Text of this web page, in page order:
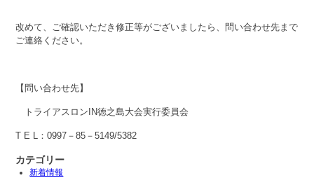
改めて、ご確認いただき修正等がございましたら、問い合わせ先まで
ご連絡ください。
【問い合わせ先】
トライアスロンIN徳之島大会実行委員会
T E L：0997－85－5149/5382
カテゴリー
新着情報